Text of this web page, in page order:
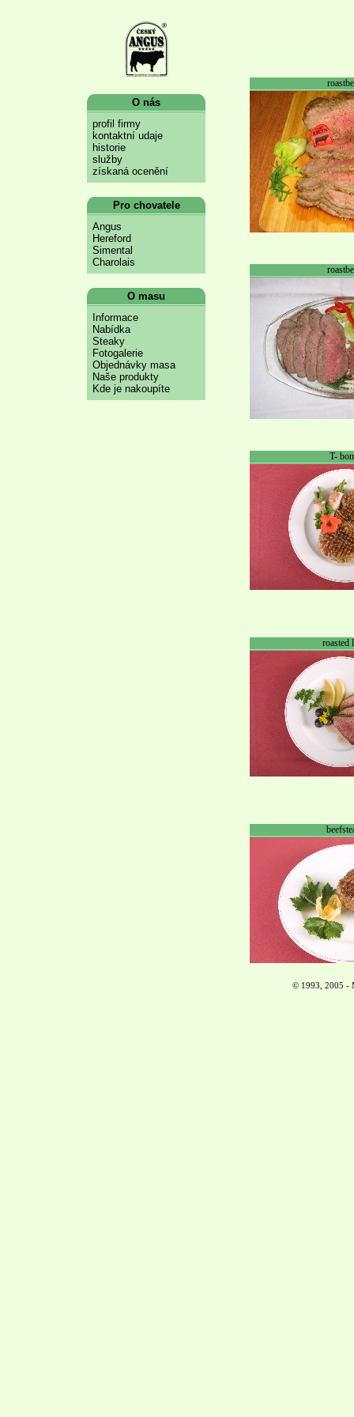
O nás
profil firmy
kontaktní udaje
historie
služby
získaná ocenění
Pro chovatele
Angus
Hereford
Simental
Charolais
O masu
Informace
Nabídka
Steaky
Fotogalerie
Objednávky masa
Naše produkty
Kde je nakoupíte
T-
roasted
© 1993, 2005 -